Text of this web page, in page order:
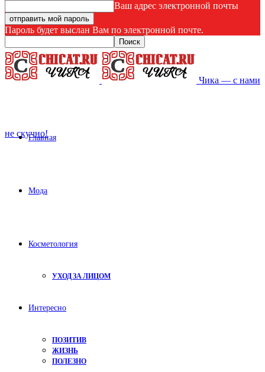
Ваш адрес электронной почты
Пароль будет выслан Вам по электронной почте.
Чика — с нами
не скучно!
Главная
Мода
Косметология
УХОД ЗА ЛИЦОМ
Интересно
ПОЗИТИВ
ЖИЗНЬ
ПОЛЕЗНО